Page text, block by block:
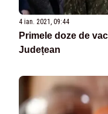
4 ian. 2021, 09:44
Primele doze de
Județean